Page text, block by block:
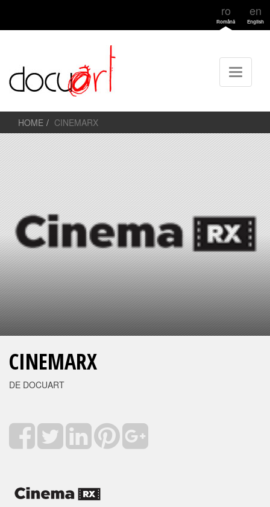
ro
Română
en
English
HOME CINEMARX
CINEMARX
DE DOCUART